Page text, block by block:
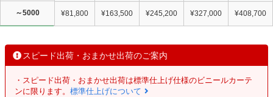
～5000 ¥81,800 ¥163,500 ¥245,200 ¥327,000 ¥408,700
スピード出荷・おまかせ出荷のご案内
・スピード出荷・おまかせ出荷は標準仕上げ仕様のビニールカーテ
ンに限ります。 標準仕上げについて